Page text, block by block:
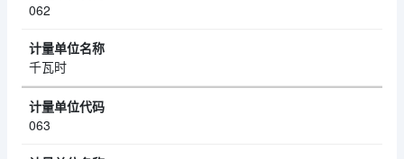
062
千瓦时
063